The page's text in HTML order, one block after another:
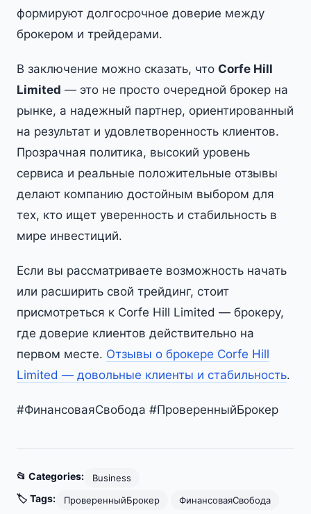
формируют долгосрочное доверие между
брокером и трейдерами.
В заключение можно сказать, что Corfe Hill
Limited — это не просто очередной брокер на
рынке, а надежный партнер, ориентированный
на результат и удовлетворенность клиентов.
Прозрачная политика, высокий уровень
сервиса и реальные положительные отзывы
делают компанию достойным выбором для
тех, кто ищет уверенность и стабильность в
мире инвестиций.
Если вы рассматриваете возможность начать
или расширить свой трейдинг, стоит
присмотреться к Corfe Hill Limited — брокеру,
где доверие клиентов действительно на
первом месте. Отзывы о брокере Corfe Hill
Limited — довольные клиенты и стабильность.
#ФинансоваяСвобода #ПроверенныйБрокер
📂 Categories: Business
🏷️ Tags: ПроверенныйБрокер ФинансоваяСвобода